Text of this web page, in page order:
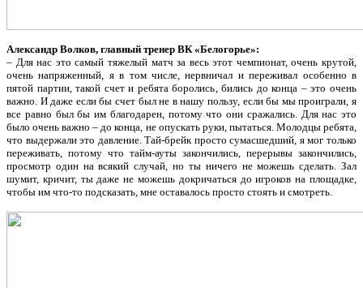
Александр Волков, главный тренер ВК «Белогорье»:
– Для нас это самый тяжелый матч за весь этот чемпионат, очень крутой,
очень напряженный, я в том числе, нервничал и переживал особенно в
пятой партии, такой счет и ребята боролись, бились до конца – это очень
важно. И даже если бы счет был не в нашу пользу, если бы мы проиграли, я
все равно был бы им благодарен, потому что они сражались. Для нас это
было очень важно – до конца, не опускать руки, пытаться. Молодцы ребята,
что выдержали это давление. Тай-брейк просто сумасшедший, я мог только
переживать, потому что тайм-ауты закончились, перерывы закончились,
просмотр один на всякий случай, но ты ничего не можешь сделать. Зал
шумит, кричит, ты даже не можешь докричаться до игроков на площадке,
чтобы им что-то подсказать, мне оставалось просто стоять и смотреть.